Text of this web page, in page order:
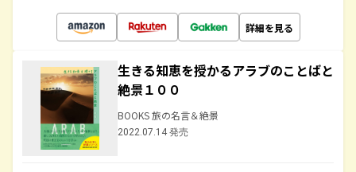
詳細を見る
生きる知恵を授かるアラブのことばと
絶景１００
BOOKS 旅の名言＆絶景
2022.07.14 発売